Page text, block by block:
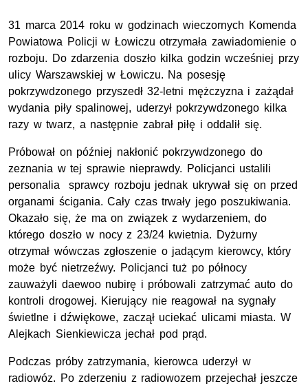
31 marca 2014 roku w godzinach wieczornych Komenda
Powiatowa Policji w Łowiczu otrzymała zawiadomienie o
rozboju. Do zdarzenia doszło kilka godzin wcześniej przy
ulicy Warszawskiej w Łowiczu. Na posesję
pokrzywdzonego przyszedł 32-letni mężczyzna i zażądał
wydania piły spalinowej, uderzył pokrzywdzonego kilka
razy w twarz, a następnie zabrał piłę i oddalił się.
Próbował on później nakłonić pokrzywdzonego do
zeznania w tej sprawie nieprawdy. Policjanci ustalili
personalia sprawcy rozboju jednak ukrywał się on przed
organami ścigania. Cały czas trwały jego poszukiwania.
Okazało się, że ma on związek z wydarzeniem, do
którego doszło w nocy z 23/24 kwietnia. Dyżurny
otrzymał wówczas zgłoszenie o jadącym kierowcy, który
może być nietrzeźwy. Policjanci tuż po północy
zauważyli daewoo nubirę i próbowali zatrzymać auto do
kontroli drogowej. Kierujący nie reagował na sygnały
świetlne i dźwiękowe, zaczął uciekać ulicami miasta. W
Alejkach Sienkiewicza jechał pod prąd.
Podczas próby zatrzymania, kierowca uderzył w
radiowóz. Po zderzeniu z radiowozem przejechał jeszcze